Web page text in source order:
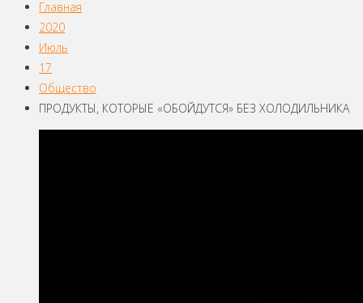
Главная
2020
Июль
17
Общество
ПРОДУКТЫ, КОТОРЫЕ «ОБОЙДУТСЯ» БЕЗ ХОЛОДИЛЬНИКА